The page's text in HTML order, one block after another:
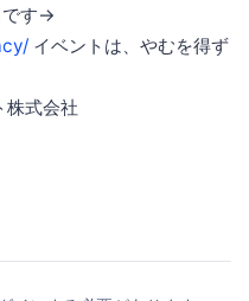
です→
イベントは、やむを得ず
株式会社